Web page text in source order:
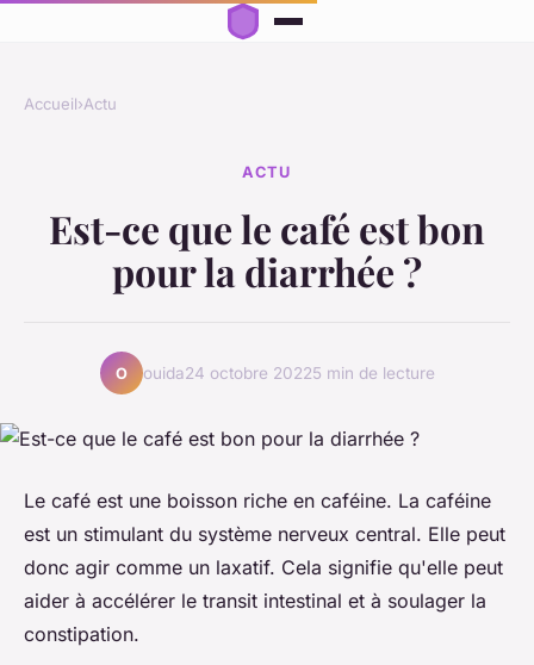
Accueil›Actu
ACTU
Est-ce que le café est bon
pour la diarrhée ?
O ouida24 octobre 20225 min de lecture
Le café est une boisson riche en caféine. La caféine
est un stimulant du système nerveux central. Elle peut
donc agir comme un laxatif. Cela signifie qu'elle peut
aider à accélérer le transit intestinal et à soulager la
constipation.